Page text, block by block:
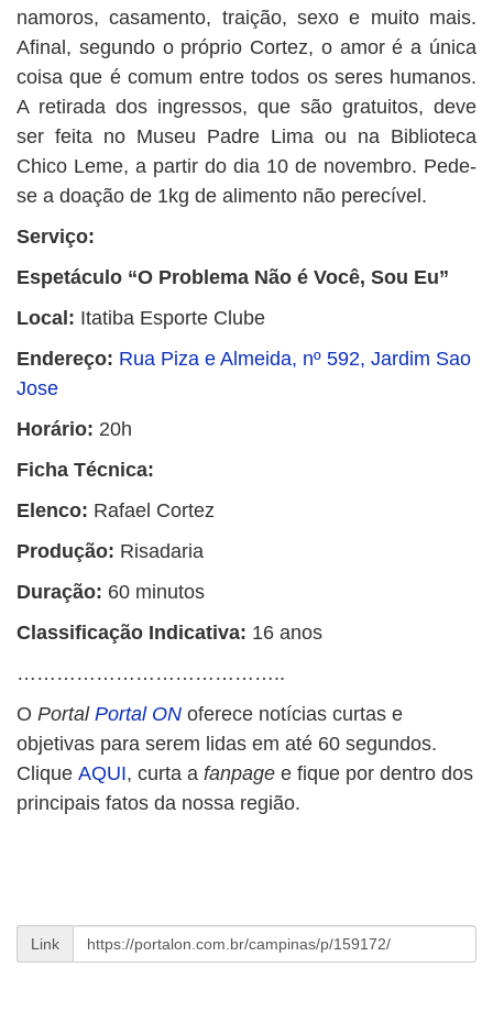
namoros, casamento, traição, sexo e muito mais.
Afinal, segundo o próprio Cortez, o amor é a única
coisa que é comum entre todos os seres humanos.
A retirada dos ingressos, que são gratuitos, deve
ser feita no Museu Padre Lima ou na Biblioteca
Chico Leme, a partir do dia 10 de novembro. Pede-
se a doação de 1kg de alimento não perecível.
Serviço:
Espetáculo “O Problema Não é Você, Sou Eu”
Local: Itatiba Esporte Clube
Endereço: Rua Piza e Almeida, nº 592, Jardim Sao
Jose
Horário: 20h
Ficha Técnica:
Elenco: Rafael Cortez
Produção: Risadaria
Duração: 60 minutos
Classificação Indicativa: 16 anos
…………………………………..
O Portal Portal ON oferece notícias curtas e
objetivas para serem lidas em até 60 segundos.
Clique AQUI, curta a fanpage e fique por dentro dos
principais fatos da nossa região.
Link